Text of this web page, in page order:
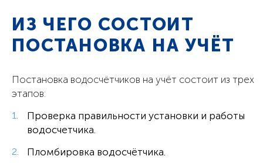
ИЗ ЧЕГО СОСТОИТ
ПОСТАНОВКА НА УЧЁТ
Постановка водосчётчиков на учёт состоит из трех
этапов:
Проверка правильности установки и работы
водосчетчика.
Пломбировка водосчётчика.